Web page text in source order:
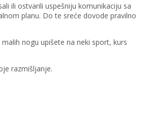
ili ostvarili uspešniju komunikaciju sa
planu. Do te sreće dovode pravilno
nogu upišete na neki sport, kurs
razmišljanje.